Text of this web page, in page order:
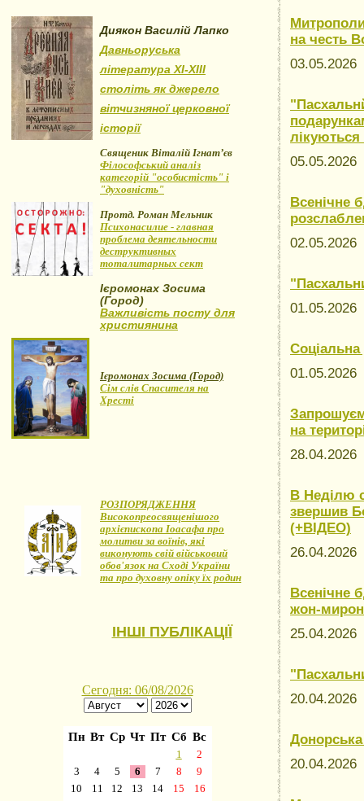
Диякон Василій Лапко
Давньоруська
література XI-XIII
століть як джерело
вітчизняної церковної
історії
Священик Віталій Ігнат’єв
Філософський аналіз
категорій "особистість" і
"духовність"
Протд. Роман Мельник
Психонасилие - главная
проблема деятельности
деструктивных
тоталитарных сект
Ієромонах Зосима
(Город)
Важливість посту для
християнина
Ієромонах Зосима (Город)
Сім слів Спасителя на
Хресті
РОЗПОРЯДЖЕННЯ
Високопреосвященішого
архієпископа Іоасафа про
молитви за воїнів, які
виконують свій військовий
обов'язок на Сході України
та про духовну опіку їх родин
ІНШІ ПУБЛІКАЦІЇ
на честь
03.05.2026
лікуються
05.05.2026
Всенічне
02.05.2026
01.05.2026
01.05.2026
на
28.04.2026
В Неділю
звершив
(+ВІДЕО)
26.04.2026
Всенічне
жон-
25.04.2026
20.04.2026
20.04.2026